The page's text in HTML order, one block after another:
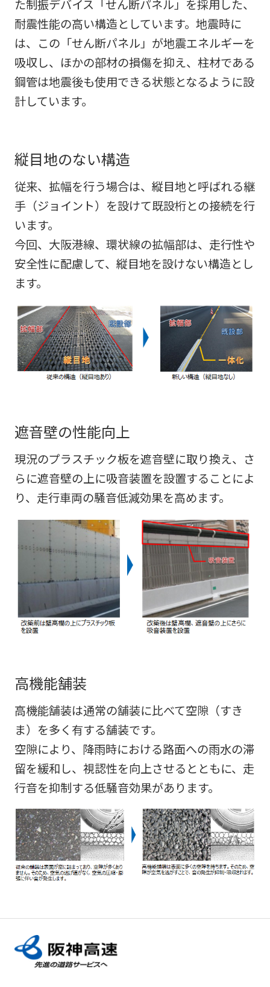
た制振デバイス「せん断パネル」を採用した、
耐震性能の高い構造としています。地震時に
は、この「せん断パネル」が地震エネルギーを
吸収し、ほかの部材の損傷を抑え、柱材である
鋼管は地震後も使用できる状態となるように設
計しています。
縦目地のない構造
従来、拡幅を行う場合は、縦目地と呼ばれる継
手（ジョイント）を設けて既設桁との接続を行
います。
今回、大阪港線、環状線の拡幅部は、走行性や
安全性に配慮して、縦目地を設けない構造とし
ます。
遮音壁の性能向上
現況のプラスチック板を遮音壁に取り換え、さ
らに遮音壁の上に吸音装置を設置することによ
り、走行車両の騒音低減効果を高めます。
高機能舗装
高機能舗装は通常の舗装に比べて空隙（すき
ま）を多く有する舗装です。
空隙により、降雨時における路面への雨水の滞
留を緩和し、視認性を向上させるとともに、走
行音を抑制する低騒音効果があります。